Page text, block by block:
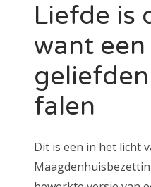
Liefde is
want
falen
Dit is een in het licht